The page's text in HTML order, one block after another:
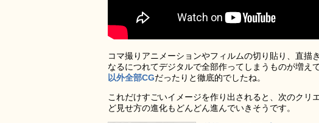
コマ撮りアニメーションやフィルムの切り貼り、直描
なるにつれてデジタルで全部作ってしまうものが増え
以外全部CGだったりと徹底的でしたね。
これだけすごいイメージを作り出されると、次のク
ど見せ方の進化もどんどん進んでいきそうです。